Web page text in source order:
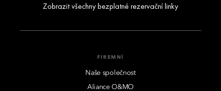
Zobrazit všechny bezplatné rezervační linky
FIREMNÍ
Naše společnost
Aliance O&MO